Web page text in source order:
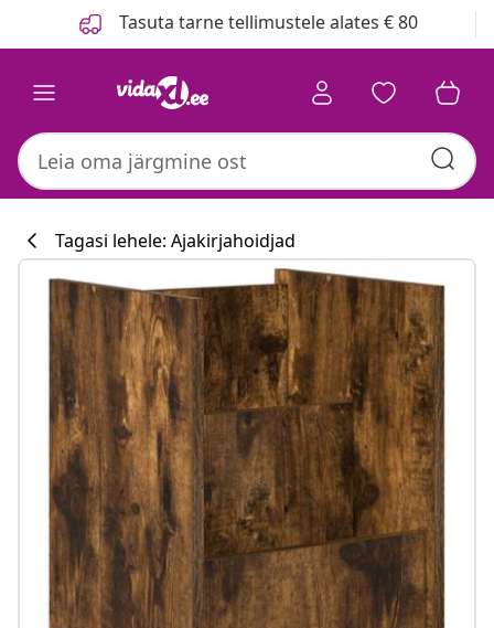
Tasuta tarne tellimustele alates € 80
#sharemevidaxl
Tagasi lehele: Ajakirjahoidjad